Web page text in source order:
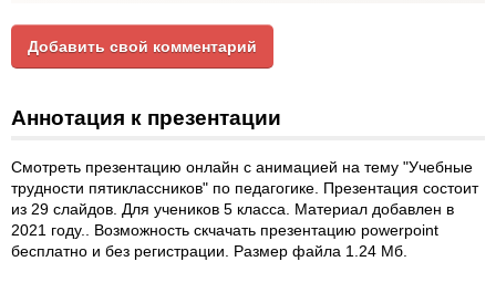
Добавить свой комментарий
Аннотация к презентации
Смотреть презентацию онлайн с анимацией на тему "Учебные
трудности пятиклассников" по педагогике. Презентация состоит
из 29 слайдов. Для учеников 5 класса. Материал добавлен в
2021 году.. Возможность скчачать презентацию powerpoint
бесплатно и без регистрации. Размер файла 1.24 Мб.